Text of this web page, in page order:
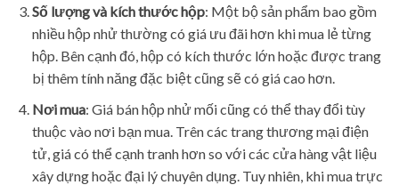
Số lượng và kích thước hộp: Một bộ sản phẩm bao gồm
nhiều hộp nhử thường có giá ưu đãi hơn khi mua lẻ từng
hộp. Bên cạnh đó, hộp có kích thước lớn hoặc được trang
bị thêm tính năng đặc biệt cũng sẽ có giá cao hơn.
Nơi mua: Giá bán hộp nhử mối cũng có thể thay đổi tùy
thuộc vào nơi bạn mua. Trên các trang thương mại điện
tử, giá có thể cạnh tranh hơn so với các cửa hàng vật liệu
xây dựng hoặc đại lý chuyên dụng. Tuy nhiên, khi mua trực